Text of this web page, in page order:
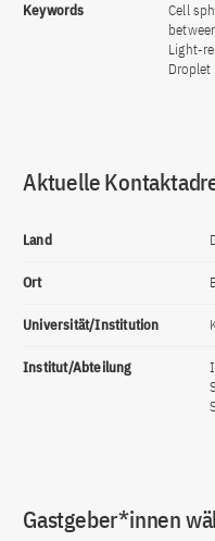
Keywords
Cell
Light-
Aktuelle
Land
Ort
Universität/Institution
Institut/Abteilung
Gastgeber*innen